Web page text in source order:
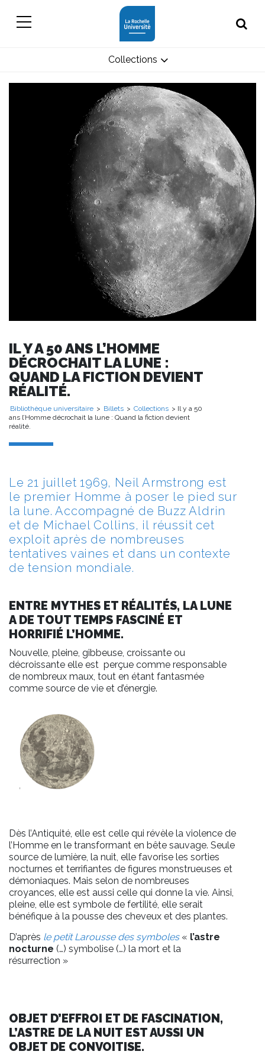
IL Y A 50 ANS L’HOMME
DÉCROCHAIT LA LUNE :
QUAND LA FICTION DEVIENT
RÉALITÉ.
Bibliothèque universitaire > Billets > Collections > Il y a 50
ans l’Homme décrochait la lune : Quand la fiction devient
réalité.
Le 21 juillet 1969, Neil Armstrong est
le premier Homme à poser le pied sur
la lune. Accompagné de Buzz Aldrin
et de Michael Collins, il réussit cet
exploit après de nombreuses
tentatives vaines et dans un contexte
de tension mondiale.
ENTRE MYTHES ET RÉALITÉS, LA LUNE
A DE TOUT TEMPS FASCINÉ ET
HORRIFIÉ L’HOMME.
Nouvelle, pleine, gibbeuse, croissante ou
décroissante elle est perçue comme responsable
de nombreux maux, tout en étant fantasmée
comme source de vie et d’énergie.
Dès l’Antiquité, elle est celle qui révèle la violence de
l’Homme en le transformant en bête sauvage. Seule
source de lumière, la nuit, elle favorise les sorties
nocturnes et terrifiantes de figures monstrueuses et
démoniaques. Mais selon de nombreuses
croyances, elle est aussi celle qui donne la vie. Ainsi,
pleine, elle est symbole de fertilité, elle serait
bénéfique à la pousse des cheveux et des plantes.
D’après le petit Larousse des symboles « l’astre
nocturne (…) symbolise (…) la mort et la
résurrection »
OBJET D’EFFROI ET DE FASCINATION,
L’ASTRE DE LA NUIT EST AUSSI UN
OBJET DE CONVOITISE.
Collections